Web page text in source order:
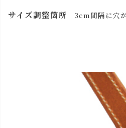
サイズ調整箇所 3cm間隔に穴